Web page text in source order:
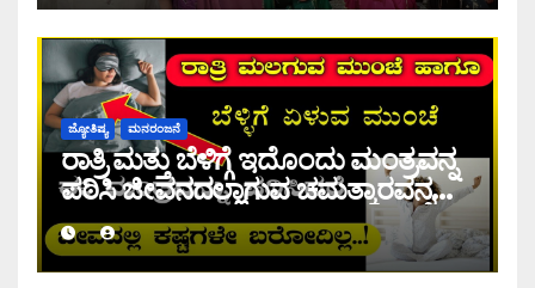
ಜ್ಯೋತಿಷ್ಯ ಮನರಂಜನೆ
ರಾತ್ರಿ ಮತ್ತು ಬೆಳಿಗ್ಗೆ ಇದೊಂದು ಮಂತ್ರವನ್ನ
ಪಠಿಸಿ ಜೀವನದಲ್ಲಾಗುವ ಚಮತ್ಕಾರವನ್ನ
ನೀವೇ ನೋಡಿ.